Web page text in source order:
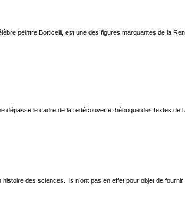
peintre Botticelli, est une des figures marquantes de la
dépasse le cadre de la redécouverte théorique des textes de
des sciences. Ils n’ont pas en effet pour objet de